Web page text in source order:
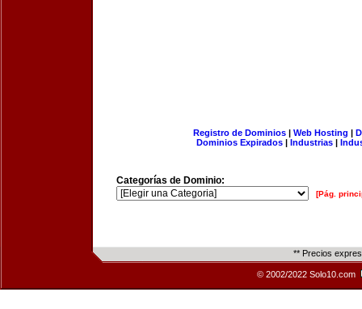
Registro de Dominios| Web Hosting |
Dominios Expirados | Industrias |
Categorías de Dominio:
[Pág.
** Precios
© 2002/2022 Solo10.com